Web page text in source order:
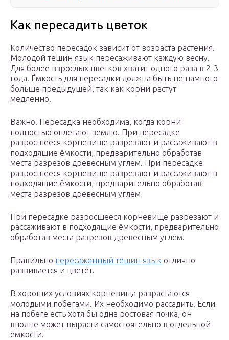
Как пересадить цветок
Количество пересадок зависит от возраста растения.
Молодой тёщин язык пересаживают каждую весну.
Для более взрослых цветков хватит одного раза в 2-3
года. Ёмкость для пересадки должна быть не намного
больше предыдущей, так как корни растут
медленно.
Важно! Пересадка необходима, когда корни
полностью оплетают землю. При пересадке
разросшееся корневище разрезают и рассаживают в
подходящие ёмкости, предварительно обработав
места разрезов древесным углём. При пересадке
разросшееся корневище разрезают и рассаживают в
подходящие ёмкости, предварительно обработав
места разрезов древесным углём
При пересадке разросшееся корневище разрезают и
рассаживают в подходящие ёмкости, предварительно
обработав места разрезов древесным углём.
Правильно пересаженный тёщин язык отлично
развивается и цветёт.
В хороших условиях корневища разрастаются
молодыми побегами. Их необходимо рассадить. Если
на побеге есть хотя бы одна ростовая почка, он
вполне может вырасти самостоятельно в отдельной
ёмкости.